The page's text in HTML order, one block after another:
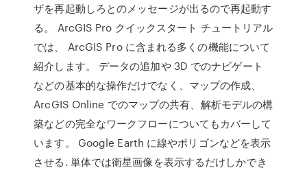
ザを再起動しろとのメッセージが出るので再起動す
る。 ArcGIS Pro クイックスタート チュートリアル
では、 ArcGIS Pro に含まれる多くの機能について
紹介します。 データの追加や 3D でのナビゲート
などの基本的な操作だけでなく、マップの作成、
ArcGIS Online でのマップの共有、解析モデルの構
築などの完全なワークフローについてもカバーして
います。 Google Earth に線やポリゴンなどを表示
させる. 単体では衛星画像を表示するだけしかでき